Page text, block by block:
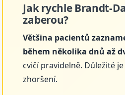
Jak rychle Brandt-
zaberou?
Většina pacientů
během několika dnů až
cvičí pravidelně. Důležité
zhoršení.